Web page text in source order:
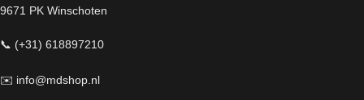
9671 PK Winschoten
📞 (+31) 618897210
✉️ info@mdshop.nl